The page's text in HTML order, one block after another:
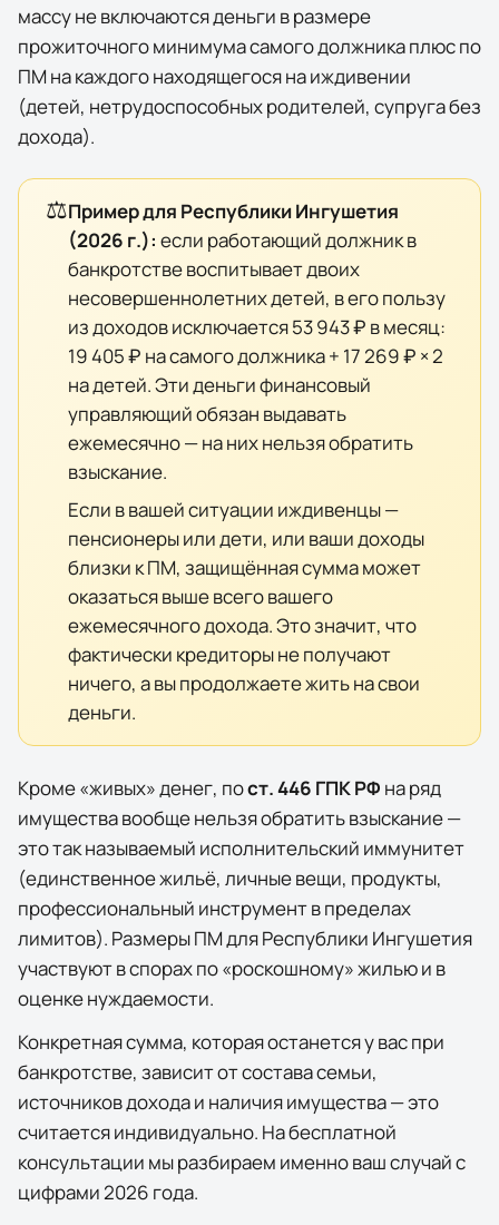
массуне включаютсяденьги в размере
прожиточного минимума самого должника плюс по
ПМ на каждого находящегося на иждивении
(детей, нетрудоспособных родителей, супруга без
дохода).
⚖️Пример для Республики Ингушетия
(2026 г.): если работающий должник в
банкротстве воспитывает двоих
несовершеннолетних детей, в его пользу
из доходов исключается53 943 ₽ в месяц:
19 405 ₽ на самого должника + 17 269 ₽ × 2
на детей. Эти деньги финансовый
управляющий обязан выдавать
ежемесячно — на них нельзя обратить
взыскание.
Если в вашей ситуации иждивенцы —
пенсионеры или дети, или ваши доходы
близки к ПМ, защищённая сумма может
оказаться выше всего вашего
ежемесячного дохода. Это значит, что
фактически кредиторы не получают
ничего, а вы продолжаете жить на свои
деньги.
Кроме «живых» денег, пост. 446 ГПК РФ на ряд
имущества вообще нельзя обратить взыскание —
это так называемый исполнительский иммунитет
(единственное жильё, личные вещи, продукты,
профессиональный инструмент в пределах
лимитов). Размеры ПМ дляРеспублики Ингушетия
участвуют в спорах по «роскошному» жилью и в
оценке нуждаемости.
Конкретная сумма, которая останется у вас при
банкротстве, зависит от состава семьи,
источников дохода и наличия имущества — это
считается индивидуально. На бесплатной
консультации мы разбираем именно ваш случай с
цифрами 2026 года.